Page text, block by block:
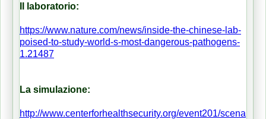
Il laboratorio:
https://www.nature.com/news/inside-the-chinese-lab-
poised-to-study-world-s-most-dangerous-pathogens-
1.21487
La simulazione:
http://www.centerforhealthsecurity.org/event201/scena